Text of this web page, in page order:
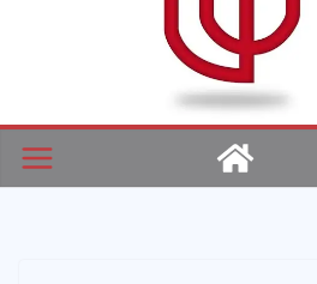
الإسرائيلية على نظام الملالي
بيان من حزب الشعب الديمقراطي